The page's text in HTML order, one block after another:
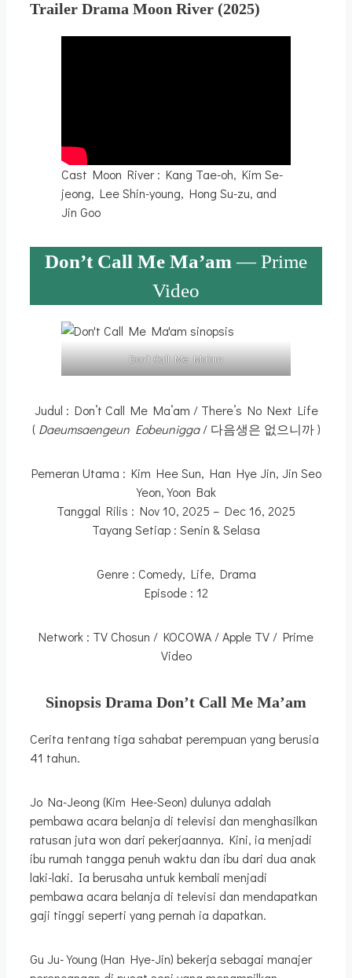
Trailer Drama Moon River (2025)
Cast Moon River : Kang Tae-oh, Kim Se-
jeong, Lee Shin-young, Hong Su-zu, and
Jin Goo
Don’t Call Me Ma’am — Prime
Video
Don’t Call Me Ma’am
Judul : Don’t Call Me Ma’am / There’s No Next Life
( Daeumsaengeun Eobeunigga/ 다음생은 없으니까 )
Pemeran Utama : Kim Hee Sun, Han Hye Jin, Jin Seo
Yeon, Yoon Bak
Tanggal Rilis : Nov 10, 2025 – Dec 16, 2025
Tayang Setiap : Senin & Selasa
Genre : Comedy, Life, Drama
Episode : 12
Network : TV Chosun / KOCOWA / Apple TV / Prime
Video
Sinopsis Drama Don’t Call Me Ma’am
Cerita tentang tiga sahabat perempuan yang berusia
41 tahun.
Jo Na-Jeong (Kim Hee-Seon) dulunya adalah
pembawa acara belanja di televisi dan menghasilkan
ratusan juta won dari pekerjaannya. Kini, ia menjadi
ibu rumah tangga penuh waktu dan ibu dari dua anak
laki-laki. Ia berusaha untuk kembali menjadi
pembawa acara belanja di televisi dan mendapatkan
gaji tinggi seperti yang pernah ia dapatkan.
Gu Ju-Young (Han Hye-Jin) bekerja sebagai manajer